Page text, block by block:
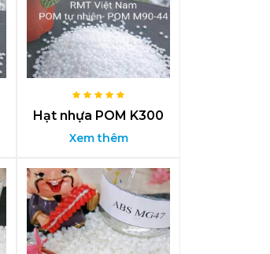
Hạt nhựa POM K300
Xem thêm